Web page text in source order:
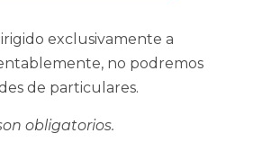
exclusivamente a
no podremos
de particulares.
obligatorios.